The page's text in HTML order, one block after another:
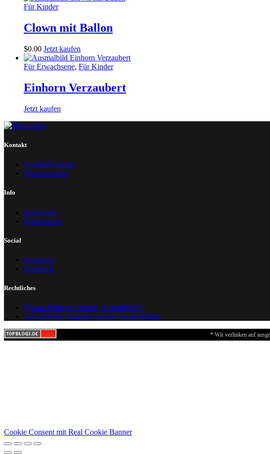
Für Kinder
Clown mit Ballon
$0.00 Jetzt kaufen
Für Erwachsene, Für Kinder
Einhorn Verzaubert
Jetzt kaufen
Kontakt
Kontaktformular
Wissenswertes
Info
Impressum
Datenschutz
Social
Instagram
Facebook
Rechtliches
Private Nutzung unserer Ausmalbilder
Gewerbliche Nutzung unserer Ausmalbilder
* Wir verlinken auf
Cookie Consent mit Real Cookie Banner